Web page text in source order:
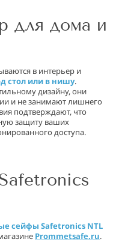
для дома и
в интерьер и
стол или в нишу.
дизайну, они
и не занимают лишнего
подтверждают, что
защиту ваших
доступа.
сейфы Safetronics NTL
Prommetsafe.ru.